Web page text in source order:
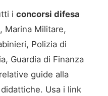
i concorsi difesa
Marina Militare,
Polizia di
Guardia di Finanza
guide alla
Usa i link